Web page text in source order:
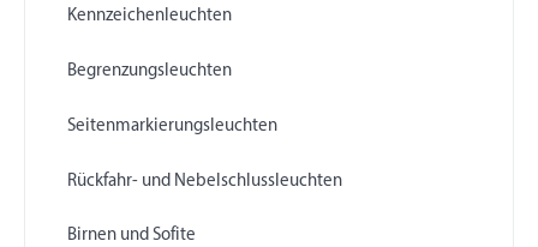
Kennzeichenleuchten
Begrenzungsleuchten
Seitenmarkierungsleuchten
Rückfahr- und Nebelschlussleuchten
Birnen und Sofite